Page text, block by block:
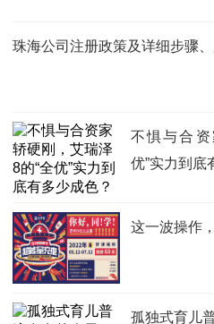
珠海公司注册政策及详细步骤
不惧与合
优”实力到底
这一波操作
孤独式育儿